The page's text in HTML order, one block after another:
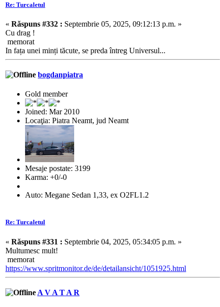
Re: Turcaletul
« Răspuns #332 : Septembrie 05, 2025, 09:12:13 p.m. »
Cu drag !
memorat
In fața unei minți tăcute, se preda întreg Universul...
bogdanpiatra
Gold member
Joined: Mar 2010
Locaţia: Piatra Neamt, jud Neamt
Mesaje postate: 3199
Karma: +0/-0
Auto: Megane Sedan 1,33, ex O2FL1.2
Re: Turcaletul
« Răspuns #331 : Septembrie 04, 2025, 05:34:05 p.m. »
Multumesc mult!
memorat
https://www.spritmonitor.de/de/detailansicht/1051925.html
A V A T A R